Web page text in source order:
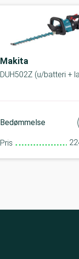
Makita
DUH502Z (u/batteri +
Bedømmelse
Pris